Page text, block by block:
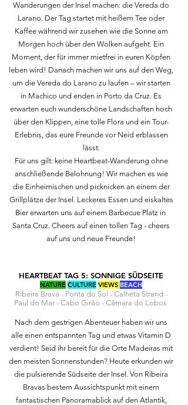
Wanderungen der Insel machen: die Vereda do
Larano. Der Tag startet mit heißem Tee oder
Kaffee während wir zusehen wie die Sonne am
Morgen hoch über den Wolken aufgeht. Ein
Moment, der für immer mietfrei in euren Köpfen
leben wird! Danach machen wir uns auf den Weg,
um die Vereda do Larano zu laufen – wir starten
in Machico und enden in Porto da Cruz. Es
erwarten euch wunderschöne Landschaften hoch
über den Klippen, eine tolle Flora und ein Tour-
Erlebnis, das eure Freunde vor Neid erblassen
lässt.
Für uns gilt: keine Heartbeat-Wanderung ohne
anschließende Belohnung! Wir machen es wie
die Einheimischen und picknicken an einem der
Grillplätze der Insel. Leckeres Essen und eiskaltes
Bier erwarten uns auf einem Barbecue Platz in
Santa Cruz. Cheers auf einen tollen Tag - cheers
auf uns und neue Freunde!
HEARTBEAT TAG 5: SONNIGE SÜDSEITE
NATURE CULTURE VIEWS BEACH
Ribeira Brava - Ponta do Sol - Calheta Strand -
Paul do Mar - Cabo Girão - Câmara do Lobos
Nach dem gestrigen Abenteuer haben wir uns
alle einen entspannten Tag und etwas Vitamin D
verdient! Seid ihr bereit für die Orte Madeiras mit
den meisten Sonnenstunden? Heute erkunden wir
die pulsierende Südseite der Insel. Von Ribeira
Bravas bestem Aussichtspunkt mit einem
fantastischen Panoramablick auf den Atlantik,